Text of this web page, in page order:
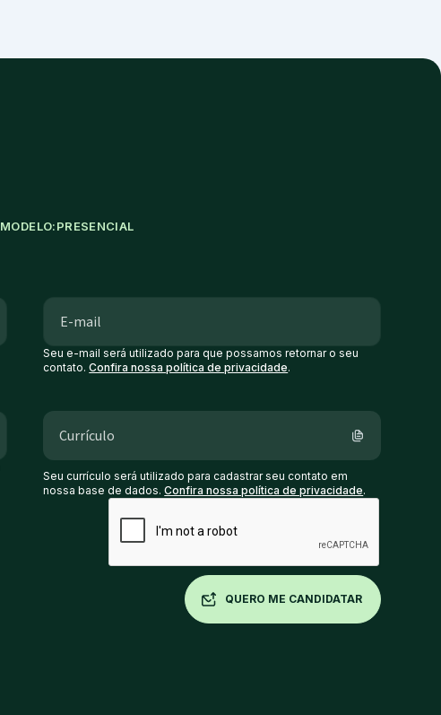
MODELO:PRESENCIAL
Seu e-mail será utilizado para que possamos retornar o seu
contato.Confira nossa política de privacidade.
Currículo
Seu currículo será utilizado para cadastrar seu contato em
nossa base de dados.Confira nossa política de privacidade.